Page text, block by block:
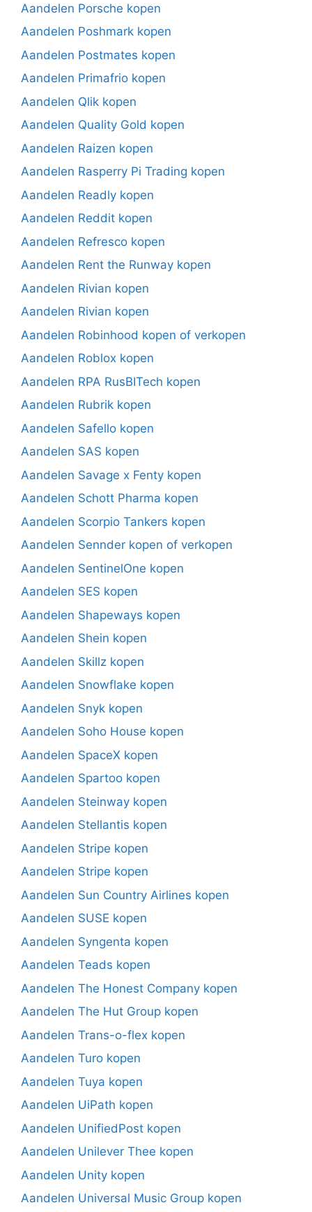
Aandelen Porsche kopen
Aandelen Poshmark kopen
Aandelen Postmates kopen
Aandelen Primafrio kopen
Aandelen Qlik kopen
Aandelen Quality Gold kopen
Aandelen Raizen kopen
Aandelen Rasperry Pi Trading kopen
Aandelen Readly kopen
Aandelen Reddit kopen
Aandelen Refresco kopen
Aandelen Rent the Runway kopen
Aandelen Rivian kopen
Aandelen Rivian kopen
Aandelen Robinhood kopen of verkopen
Aandelen Roblox kopen
Aandelen RPA RusBITech kopen
Aandelen Rubrik kopen
Aandelen Safello kopen
Aandelen SAS kopen
Aandelen Savage x Fenty kopen
Aandelen Schott Pharma kopen
Aandelen Scorpio Tankers kopen
Aandelen Sennder kopen of verkopen
Aandelen SentinelOne kopen
Aandelen SES kopen
Aandelen Shapeways kopen
Aandelen Shein kopen
Aandelen Skillz kopen
Aandelen Snowflake kopen
Aandelen Snyk kopen
Aandelen Soho House kopen
Aandelen SpaceX kopen
Aandelen Spartoo kopen
Aandelen Steinway kopen
Aandelen Stellantis kopen
Aandelen Stripe kopen
Aandelen Stripe kopen
Aandelen Sun Country Airlines kopen
Aandelen SUSE kopen
Aandelen Syngenta kopen
Aandelen Teads kopen
Aandelen The Honest Company kopen
Aandelen The Hut Group kopen
Aandelen Trans-o-flex kopen
Aandelen Turo kopen
Aandelen Tuya kopen
Aandelen UiPath kopen
Aandelen UnifiedPost kopen
Aandelen Unilever Thee kopen
Aandelen Unity kopen
Aandelen Universal Music Group kopen